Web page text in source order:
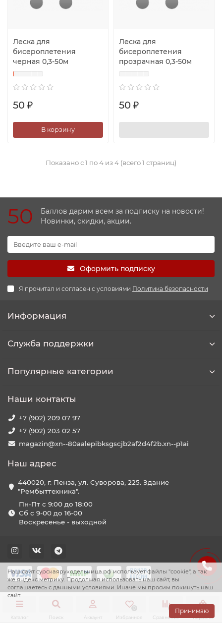
Леска для
бисероплетения
черная 0,3-50м
50 ₽
В корзину
Леска для
бисероплетения
прозрачная 0,3-50м
50 ₽
Показано с 1 по 4 из 4 (всего 1 страниц)
Наш сайт сурскаярукодельница.рф использует файлы "cookie", а так
же яндекс метрику. Продолжая использовать наш сайт, вы
соглашаетесь с данными условиями. Иначе мы просим покинуть наш
сайт.
Принимаю
50
Баллов дарим всем за подписку на новости!
Новинки, скидки, акции.
Оформить подписку
Я прочитал и согласен с условиями Политика безопасности
Информация
Служба поддержки
Популярные категории
Наши контакты
+7 (902) 209 07 97
+7 (902) 203 02 57
magazin@xn--80aalepibksgscjb2af2d4f2b.xn--p1ai
Наш адрес
440020, г. Пенза, ул. Суворова, 225. Здание
"Рембыттехника".
Пн-Пт с 9:00 до 18:00
Сб с 9-00 до 16-00
Воскресенье - выходной
Каталог Поиск Аккаунт
Избранное
Сравнение
Корзина